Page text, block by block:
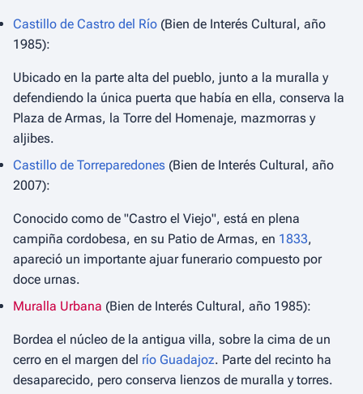
Castillo de Castro del Río (Bien de Interés Cultural, año
1985):
Ubicado en la parte alta del pueblo, junto a la muralla y
defendiendo la única puerta que había en ella, conserva la
Plaza de Armas, la Torre del Homenaje, mazmorras y
aljibes.
Castillo de Torreparedones (Bien de Interés Cultural, año
2007):
Conocido como de "Castro el Viejo", está en plena
campiña cordobesa, en su Patio de Armas, en 1833,
apareció un importante ajuar funerario compuesto por
doce urnas.
Muralla Urbana (Bien de Interés Cultural, año 1985):
Bordea el núcleo de la antigua villa, sobre la cima de un
cerro en el margen del río Guadajoz. Parte del recinto ha
desaparecido, pero conserva lienzos de muralla y torres.